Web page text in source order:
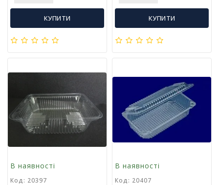
КУПИТИ КУПИТИ
В наявності
Код: 20397
В наявності
Код: 20407